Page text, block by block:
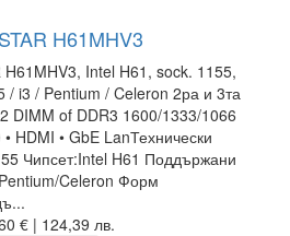
H61MHV3
Intel H61, sock. 1155,
/ i3 / Pentium / Celeron 2ра и 3та
DIMM of DDR3 1600/1333/1066
HDMI • GbE LanТехнически
Чипсет:Intel H61 Поддържани
Celeron Форм
€ | 124,39 лв.